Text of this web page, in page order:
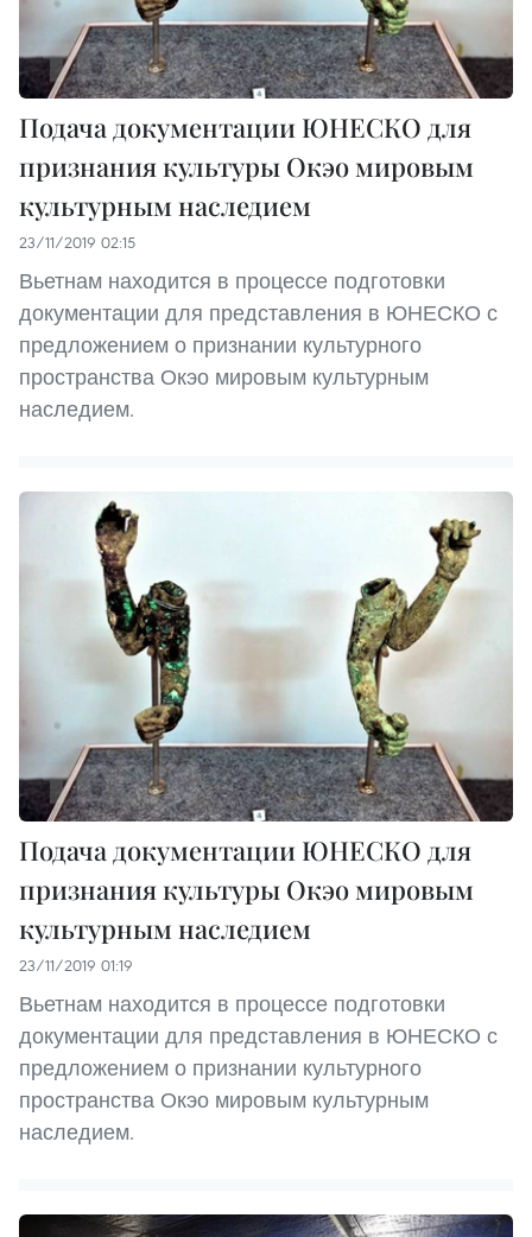
Подача документации ЮНЕСКО для
признания культуры Oкэo мировым
культурным наследием
23/11/2019 02:15
Вьетнам находится в процессе подготовки
документации для представления в ЮНЕСКО с
предложением о признании культурного
пространства Окэо мировым культурным
наследием. ​
Подача документации ЮНЕСКО для
признания культуры Oкэo мировым
культурным наследием
23/11/2019 01:19
Вьетнам находится в процессе подготовки
документации для представления в ЮНЕСКО с
предложением о признании культурного
пространства Окэо мировым культурным
наследием.